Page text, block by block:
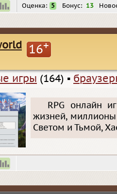
Оценка: 5 Бонус: 13
16+
игры (164) ▪
RPG онлайн
жизней, миллионы
Светом и Тьмой,